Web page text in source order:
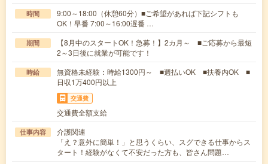
時間
9:00～18:00（休憩60分）■ご希望があれば下記シフトも
OK！早番 7:00～16:00遅番 …
期間
【8月中のスタートOK！急募！】2カ月～ ■ご応募から最短
2～3日後に就業が可能です！
時給
無資格未経験：時給1300円～ ■週払いOK ■扶養内OK ■
日収1万400円以上
交通費
交通費全額支給
仕事内容
介護関連
「え？意外に簡単！」と思うくらい、スグできる仕事からス
タート！経験がなくて不安だった方も、皆さん問題…